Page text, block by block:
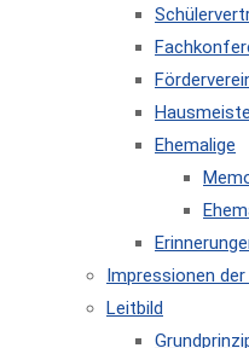
Ehemalige
Impressionen der
Leitbild